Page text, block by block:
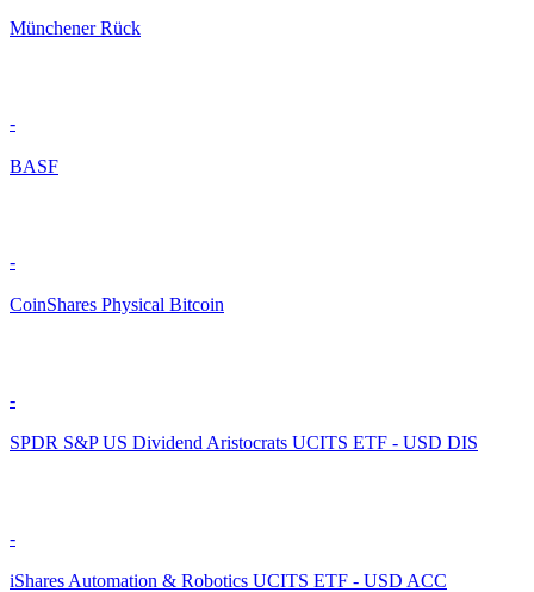
Münchener Rück
-
BASF
-
CoinShares Physical Bitcoin
-
SPDR S&P US Dividend Aristocrats UCITS ETF - USD DIS
-
iShares Automation & Robotics UCITS ETF - USD ACC